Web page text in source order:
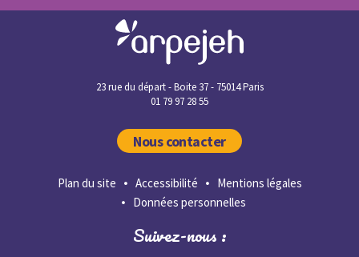
23 rue du départ - Boite 37 - 75014 Paris
01 79 97 28 55
Nous contacter
Plan du site Accessibilité
Mentions légales
Données personnelles
Suivez-nous :